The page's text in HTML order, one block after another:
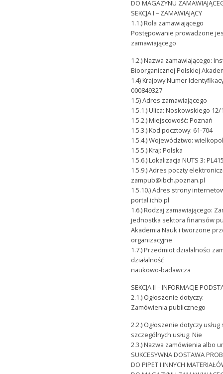
DO MAGAZYNU
SEKCJA I – ZAMAWIAJĄCY
1.1.) Rola zamawiającego
Postępowanie prowadzone
zamawiającego
1.2.) Nazwa zamawiającego:
Bioorganicznej Polskiej
1.4) Krajowy Numer
000849327
1.5) Adres zamawiającego
1.5.1.) Ulica: Noskowskiego 12/
1.5.2.) Miejscowość: Poznań
1.5.3.) Kod pocztowy: 61-704
1.5.4.) Województwo:
1.5.5.) Kraj: Polska
1.5.6.) Lokalizacja NUTS 3:
1.5.9.) Adres poczty
zampub@ibch.poznan.pl
1.5.10.) Adres strony
portal.ichb.pl
1.6.) Rodzaj zamawiającego:
jednostka sektora finansów
Akademia Nauk i tworzone
organizacyjne
1.7.) Przedmiot działalności
działalność
naukowo-badawcza
SEKCJA II – INFORMACJE
2.1.) Ogłoszenie dotyczy:
Zamówienia publicznego
2.2.) Ogłoszenie dotyczy
szczególnych usług: Nie
2.3.) Nazwa zamówienia albo
SUKCESYWNA DOSTAWA
DO PIPET I INNYCH